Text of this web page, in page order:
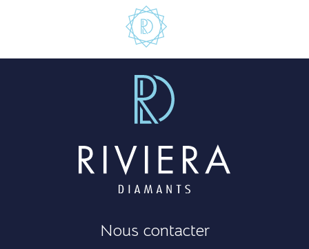
Nous contacter